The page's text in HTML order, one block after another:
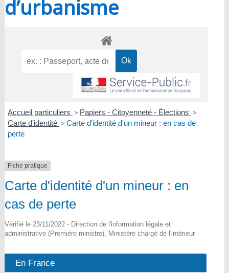
d’urbanisme
Accueil particuliers > Papiers - Citoyenneté - Élections >
Carte d'identité > Carte d'identité d'un mineur : en cas de
perte
Fiche pratique
Carte d'identité d'un mineur : en
cas de perte
Vérifié le 23/11/2022 - Direction de l'information légale et
administrative (Première ministre), Ministère chargé de l'intérieur
En France